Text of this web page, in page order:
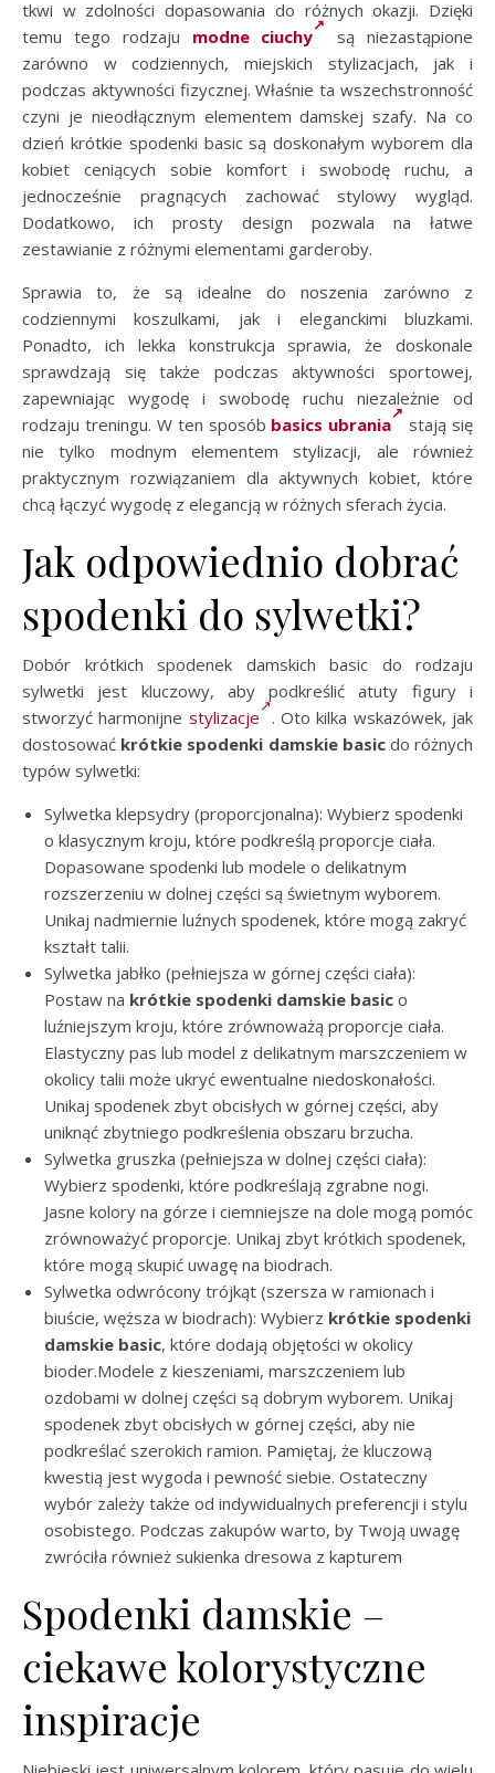
tkwi w zdolności dopasowania do różnych okazji. Dzięki
temu tego rodzaju modne ciuchy
są niezastąpione
zarówno w codziennych, miejskich stylizacjach, jak i
podczas aktywności fizycznej. Właśnie ta wszechstronność
czyni je nieodłącznym elementem damskej szafy. Na co
dzień krótkie spodenki basic są doskonałym wyborem dla
kobiet ceniących sobie komfort i swobodę ruchu, a
jednocześnie pragnących zachować stylowy wygląd.
Dodatkowo, ich prosty design pozwala na łatwe
zestawianie z różnymi elementami garderoby.
Sprawia to, że są idealne do noszenia zarówno z
codziennymi koszulkami, jak i eleganckimi bluzkami.
Ponadto, ich lekka konstrukcja sprawia, że doskonale
sprawdzają się także podczas aktywności sportowej,
zapewniając wygodę i swobodę ruchu niezależnie od
rodzaju treningu. W ten sposób basics ubrania
stają się
nie tylko modnym elementem stylizacji, ale również
praktycznym rozwiązaniem dla aktywnych kobiet, które
chcą łączyć wygodę z elegancją w różnych sferach życia.
Jak odpowiednio dobrać
spodenki do sylwetki?
Dobór krótkich spodenek damskich basic do rodzaju
sylwetki jest kluczowy, aby podkreślić atuty figury i
stworzyć harmonijne stylizacje . Oto kilka wskazówek, jak
dostosować krótkie spodenki damskie basicdo różnych
typów sylwetki:
Sylwetka klepsydry (proporcjonalna): Wybierz spodenki
o klasycznym kroju, które podkreślą proporcje ciała.
Dopasowane spodenki lub modele o delikatnym
rozszerzeniu w dolnej części są świetnym wyborem.
Unikaj nadmiernie luźnych spodenek, które mogą zakryć
kształt talii.
Sylwetka jabłko (pełniejsza w górnej części ciała):
Postaw na krótkie spodenki damskie basic o
luźniejszym kroju, które zrównoważą proporcje ciała.
Elastyczny pas lub model z delikatnym marszczeniem w
okolicy talii może ukryć ewentualne niedoskonałości.
Unikaj spodenek zbyt obcisłych w górnej części, aby
uniknąć zbytniego podkreślenia obszaru brzucha.
Sylwetka gruszka (pełniejsza w dolnej części ciała):
Wybierz spodenki, które podkreślają zgrabne nogi.
Jasne kolory na górze i ciemniejsze na dole mogą pomóc
zrównoważyć proporcje. Unikaj zbyt krótkich spodenek,
które mogą skupić uwagę na biodrach.
Sylwetka odwrócony trójkąt (szersza w ramionach i
biuście, węższa w biodrach): Wybierz krótkie spodenki
damskie basic, które dodają objętości w okolicy
bioder.Modele z kieszeniami, marszczeniem lub
ozdobami w dolnej części są dobrym wyborem. Unikaj
spodenek zbyt obcisłych w górnej części, aby nie
podkreślać szerokich ramion. Pamiętaj, że kluczową
kwestią jest wygoda i pewność siebie. Ostateczny
wybór zależy także od indywidualnych preferencji i stylu
osobistego. Podczas zakupów warto, by Twoją uwagę
zwróciła również sukienka dresowa z kapturem
Spodenki damskie –
ciekawe kolorystyczne
inspiracje